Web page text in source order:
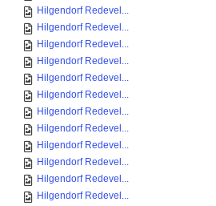
Hilgendorf Redevel...
Hilgendorf Redevel...
Hilgendorf Redevel...
Hilgendorf Redevel...
Hilgendorf Redevel...
Hilgendorf Redevel...
Hilgendorf Redevel...
Hilgendorf Redevel...
Hilgendorf Redevel...
Hilgendorf Redevel...
Hilgendorf Redevel...
Hilgendorf Redevel...